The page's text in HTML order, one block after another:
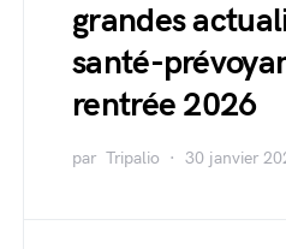
grandes
santé-
rentrée 2026
par Tripalio 30 janvier